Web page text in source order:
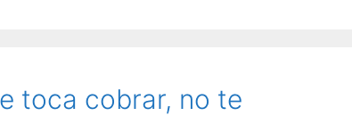
toca cobrar, no te